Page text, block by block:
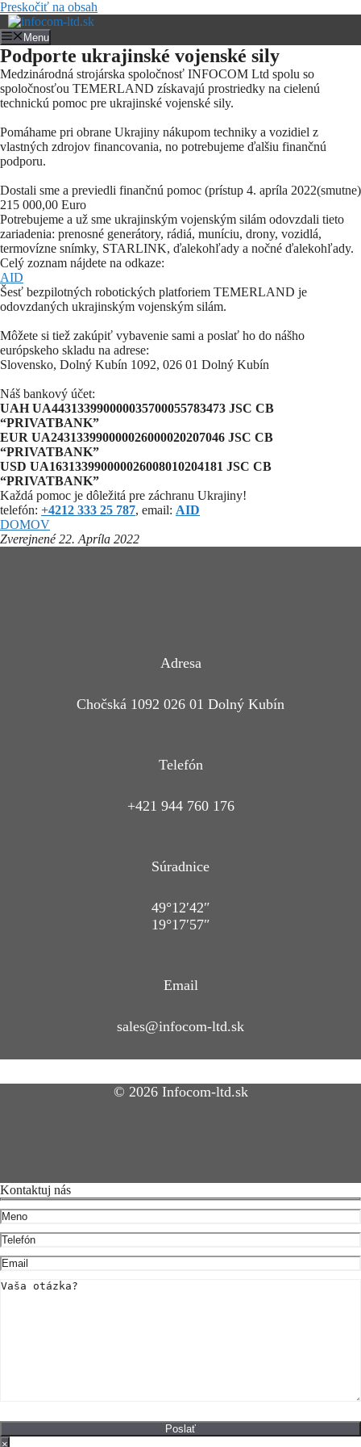
Preskočiť na obsah
Menu
Podporte ukrajinské vojenské sily
Medzinárodná strojárska spoločnosť INFOCOM Ltd spolu so
spoločnosťou TEMERLAND získavajú prostriedky na cielenú
technickú pomoc pre ukrajinské vojenské sily.
Pomáhame pri obrane Ukrajiny nákupom techniky a vozidiel z
vlastných zdrojov financovania, no potrebujeme ďalšiu finančnú
podporu.
Dostali sme a previedli finančnú pomoc (prístup 4. apríla 2022(smutne)
215 000,00 Euro
Potrebujeme a už sme ukrajinským vojenským silám odovzdali tieto
zariadenia: prenosné generátory, rádiá, muníciu, drony, vozidlá,
termovízne snímky, STARLINK, ďalekohľady a nočné ďalekohľady.
Celý zoznam nájdete na odkaze:
AID
Šesť bezpilotných robotických platforiem TEMERLAND je
odovzdaných ukrajinským vojenským silám.
Môžete si tiež zakúpiť vybavenie sami a poslať ho do nášho
európskeho skladu na adrese:
Slovensko, Dolný Kubín 1092, 026 01 Dolný Kubín
Náš bankový účet:
UAH UA443133990000035700055783473 JSC CB
“PRIVATBANK”
EUR UA243133990000026000020207046 JSC CB
“PRIVATBANK”
USD UA163133990000026008010204181 JSC CB
“PRIVATBANK”
Každá pomoc je dôležitá pre záchranu Ukrajiny!
telefón: +4212 333 25 787, email: AID
DOMOV
Zverejnené 22. Apríla 2022
Adresa
Chočská 1092 026 01 Dolný Kubín
Telefón
+421 944 760 176
Súradnice
49°12′42″
19°17′57″
Email
sales@infocom-ltd.sk
© 2026 Infocom-ltd.sk
Kontaktuj nás
×